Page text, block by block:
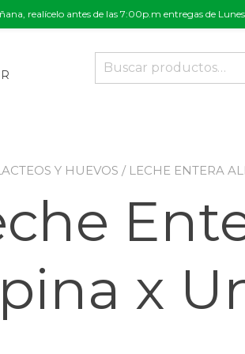
Buscar
por:
Y HUEVOS / LECHE ENTERA
x
realícelo antes de las 7:00p.m entregas de